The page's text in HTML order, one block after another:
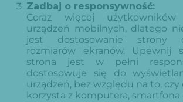
Zadbaj o responsywność:
Coraz więcej
urządzeń mobilnych, dlatego
jest dostosowanie strony
rozmiarów ekranów. Upewnij
strona jest w pełni
dostosowuje się do
urządzeń, bez względu na to, czy
korzysta z komputera, smartfona